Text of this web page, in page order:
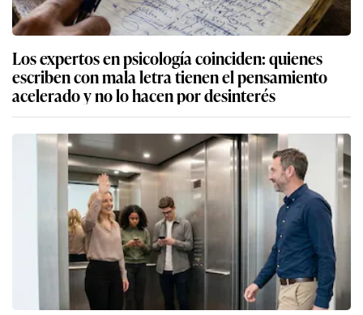
Los expertos en psicología coinciden: quienes
escriben con mala letra tienen el pensamiento
acelerado y no lo hacen por desinterés